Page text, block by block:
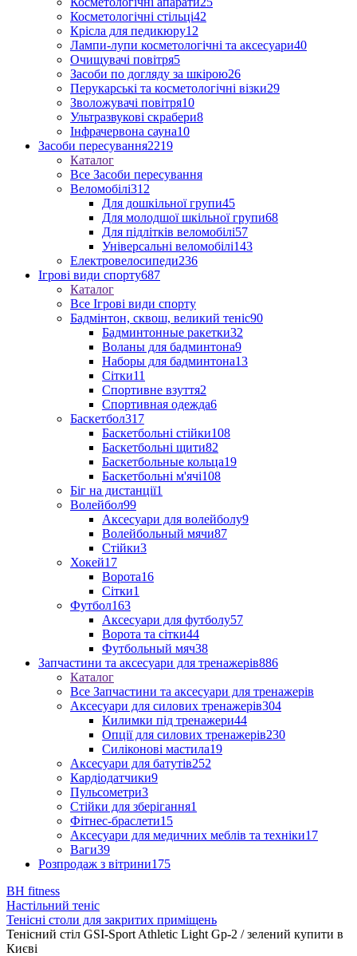
Косметологічні стільці42
Крісла для педикюру12
Лампи-лупи косметологічні та аксесуари40
Очищувачі повітря5
Засоби по догляду за шкірою26
Перукарські та косметологічні візки29
Зволожувачі повітря10
Ультразвукові скрабери8
Інфрачервона сауна10
Засоби пересування2219
Каталог
Все Засоби пересування
Веломобілі312
Для дошкільної групи45
Для молодшої шкільної групи68
Для підлітків веломобілі57
Універсальні веломобілі143
Електровелосипеди236
Ігрові види спорту687
Каталог
Все Ігрові види спорту
Бадмінтон, сквош, великий теніс90
Бадминтонные ракетки32
Воланы для бадминтона9
Наборы для бадминтона13
Сітки11
Спортивне взуття2
Спортивная одежда6
Баскетбол317
Баскетбольні стійки108
Баскетбольні щити82
Баскетбольные кольца19
Баскетбольні м'ячі108
Біг на дистанції1
Волейбол99
Аксесуари для волейболу9
Волейбольный мячи87
Стійки3
Хокей17
Ворота16
Сітки1
Футбол163
Аксесуари для футболу57
Ворота та сітки44
Футбольный мяч38
Запчастини та аксесуари для тренажерів886
Каталог
Все Запчастини та аксесуари для тренажерів
Аксесуари для силових тренажерів304
Килимки під тренажери44
Опції для силових тренажерів230
Силіконові мастила19
Аксесуари для батутів252
Кардіодатчики9
Пульсометри3
Стійки для зберігання1
Фітнес-браслети15
Аксесуари для медичних меблів та техніки17
Ваги39
Розпродаж з вітрини175
BH fitness
Настільний теніс
Тенісні столи для закритих приміщень
Тенісний стіл GSI-Sport Athletic Light Gp-2 / зелений купити в
Києві